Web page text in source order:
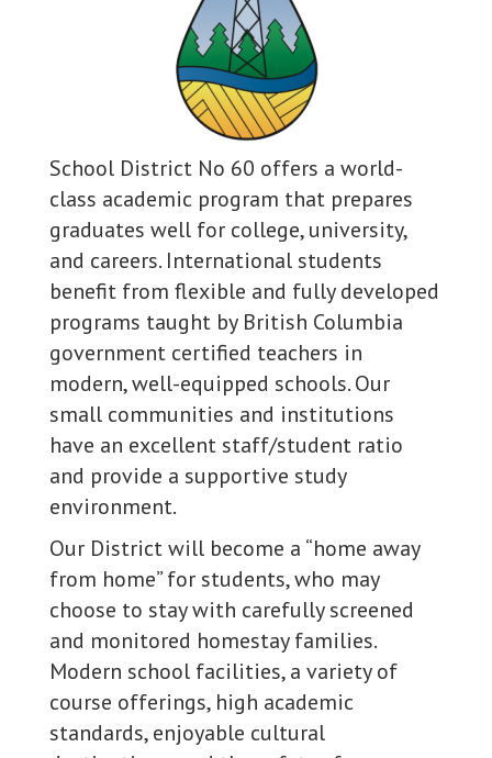
School District No 60 offers a world-
class academic program that prepares
graduates well for college, university,
and careers. International students
benefit from flexible and fully developed
programs taught by British Columbia
government certified teachers in
modern, well-equipped schools. Our
small communities and institutions
have an excellent staff/student ratio
and provide a supportive study
environment.
Our District will become a “home away
from home” for students, who may
choose to stay with carefully screened
and monitored homestay families.
Modern school facilities, a variety of
course offerings, high academic
standards, enjoyable cultural